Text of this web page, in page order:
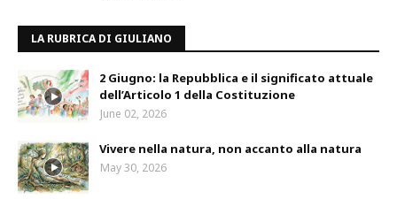
LA RUBRICA DI GIULIANO
2 Giugno: la Repubblica e il significato attuale
dell’Articolo 1 della Costituzione
June 02, 2026
Vivere nella natura, non accanto alla natura
May 30, 2026